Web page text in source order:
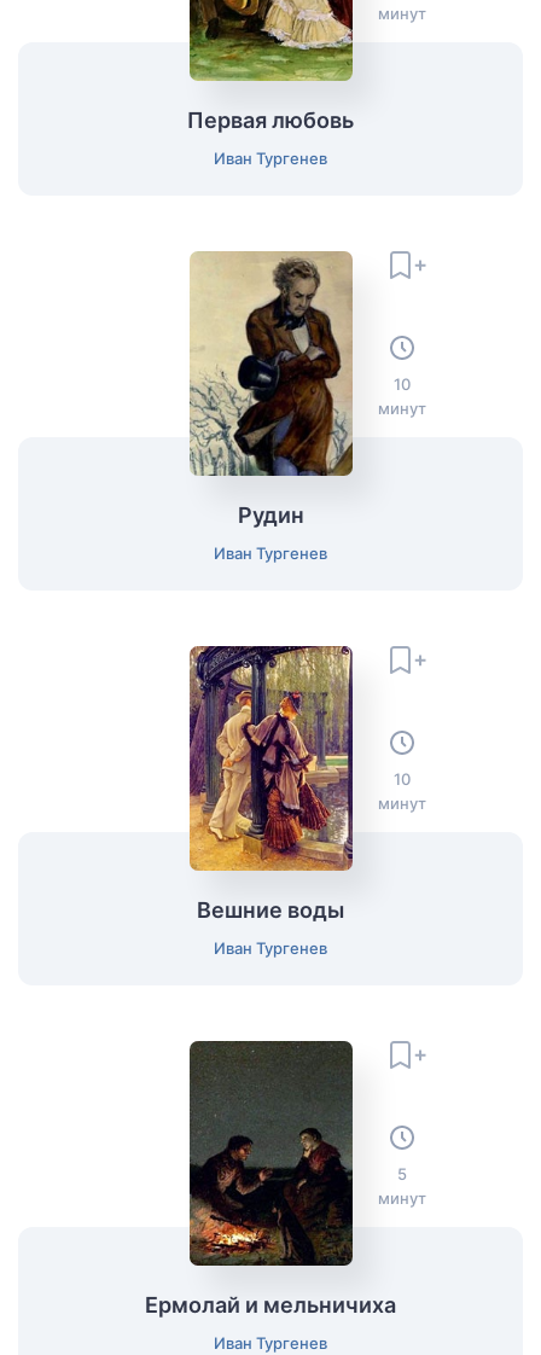
минут
Первая любовь
Иван Тургенев
10
минут
Рудин
Иван Тургенев
10
минут
Вешние воды
Иван Тургенев
5
минут
Ермолай и мельничиха
Иван Тургенев